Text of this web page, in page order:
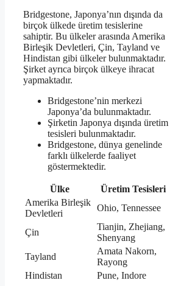
Bridgestone, Japonya’nın dışında da
birçok ülkede üretim tesislerine
sahiptir. Bu ülkeler arasında Amerika
Birleşik Devletleri, Çin, Tayland ve
Hindistan gibi ülkeler bulunmaktadır.
Şirket ayrıca birçok ülkeye ihracat
yapmaktadır.
Bridgestone’nin merkezi
Japonya’da bulunmaktadır.
Şirketin Japonya dışında üretim
tesisleri bulunmaktadır.
Bridgestone, dünya genelinde
farklı ülkelerde faaliyet
göstermektedir.
Ülke
Üretim Tesisleri
Amerika Birleşik
Devletleri
Ohio, Tennessee
Çin
Tianjin, Zhejiang,
Shenyang
Tayland
Amata Nakorn,
Rayong
Hindistan
Pune, Indore